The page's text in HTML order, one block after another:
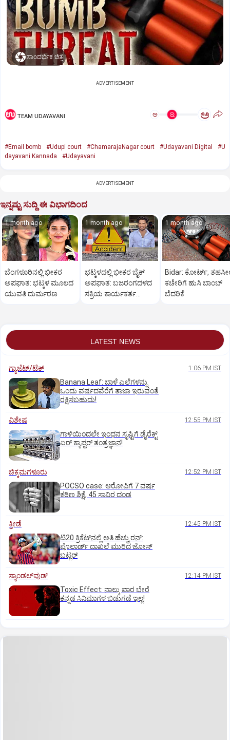
ಸಾಂದರ್ಭಿಕ ಚಿತ್ರ
ADVERTISEMENT
TEAM UDAYAVANI ಅ ಅ
#Email bomb #Udupi court #ChamarajaNagar court #Udayavani Digital
#U
dayavani Kannada
#Udayavani
ADVERTISEMENT
ಇನ್ನಷ್ಟು ಸುದ್ದಿ ಈ ವಿಭಾಗದಿಂದ
1 month ago
ಬೆಂಗಳೂರಿನಲ್ಲಿ ಭೀಕರ
ಅಪಘಾತ: ಭಟ್ಕಳ ಮೂಲದ
ಯುವತಿ ದುರ್ಮರಣ
1 month ago
ಭಟ್ಕಳದಲ್ಲಿ ಭೀಕರ ಬೈಕ್
ಅಪಘಾತ: ಬಜರಂಗದಳದ
ಸಕ್ರಿಯ ಕಾರ್ಯಕರ್ತ
1 month ago
Bidar: ಕೋರ್ಟ್,
ಕಚೇರಿಗೆ ಹುಸಿ ಬಾಂಬ್
ಬೆದರಿಕೆ
LATEST NEWS
ಗ್ಯಾಜೆಟ್/ಟೆಕ್ 1:06 PM IST
Banana Leaf: ಬಾಳೆ ಎಲೆಗಳನ್ನು
ಒಂದು ವರ್ಷದವೆರೆಗೆ ತಾಜಾ ಇರುವಂತೆ
ರಕ್ಷಿಸಬಹುದು!
ವಿಶೇಷ 12:55 PM IST
ಗಾಳಿಯಿಂದಲೇ ಇಂಧನ ಸೃಷ್ಟಿಗೆ ಡೈರೆಕ್ಟ್
ಏರ್‌ ಕ್ಯಾಪ್ಟರ್ ತಂತ್ರಜ್ಞಾನ!
ಚಿಕ್ಕಮಗಳೂರು 12:52 PM IST
POCSO case: ಆರೋಪಿಗೆ 7 ವರ್ಷ
ಕಠಿಣ ಶಿಕ್ಷೆ, 45 ಸಾವಿರ ದಂಡ
ಕ್ರೀಡೆ 12:45 PM IST
ಟಿ20 ಕ್ರಿಕೆಟ್‌ನಲ್ಲಿ ಅತಿ ಹೆಚ್ಚು ರನ್:
ಪೊಲಾರ್ಡ್ ದಾಖಲೆ ಮುರಿದ ಜೋಸ್
ಬಟ್ಲರ್
ಸ್ಯಾಂಡಲ್‌ವುಡ್‌ 12:14 PM IST
Toxic Effect: ನಾಲ್ಕು ವಾರ ಬೇರೆ
ಕನ್ನಡ ಸಿನಿಮಾಗಳ ಬಿಡುಗಡೆ ಇಲ್ಲ!